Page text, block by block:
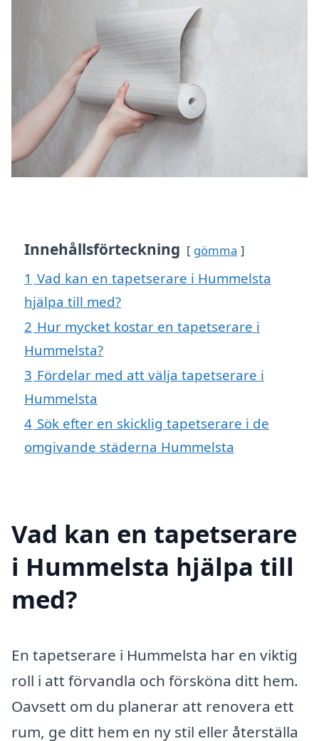
Innehållsförteckning gömma
1 Vad kan en tapetserare i Hummelsta
hjälpa till med?
2 Hur mycket kostar en tapetserare i
Hummelsta?
3 Fördelar med att välja tapetserare i
Hummelsta
4 Sök efter en skicklig tapetserare i de
omgivande städerna Hummelsta
Vad kan en tapetserare
i Hummelsta hjälpa till
med?
En tapetserare i Hummelsta har en viktig
roll i att förvandla och försköna ditt hem.
Oavsett om du planerar att renovera ett
rum, ge ditt hem en ny stil eller återställa